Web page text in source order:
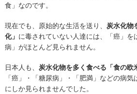
食」なのです。
現在でも、原始的な生活を送り、 炭水化物
化」 に毒されていない人達には、「癌」を
病」がほとんど見られません。
日本人も、 炭水化物を多く食べる「食の欧
「癌」・「糖尿病」・「肥満」などの病
にしか見られませんでした。